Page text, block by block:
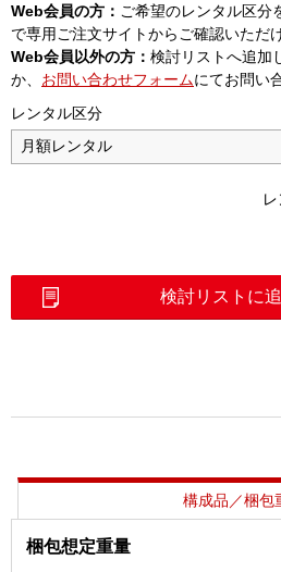
Web会員の方： ご希望のレンタル区分
で専用ご注文サイトからご確認いただ
Web会員以外の方： 検討リストへ追加
か、 お問い合わせフォームにてお問い
レンタル区分
検討リストに
構成品／梱包
梱包想定重量